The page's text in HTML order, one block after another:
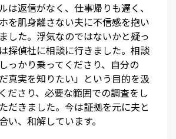
は返信がなく、仕事帰りも遅く、
を肌身離さない夫に不信感を抱い
した。浮気なのではないかと疑っ
探偵社に相談に行きました。相談
っかり乗ってくださり、自分の
だ真実を知りたい」という目的を汲
ださり、必要な範囲での調査をし
だきました。今は証拠を元に夫と
い、和解しています。